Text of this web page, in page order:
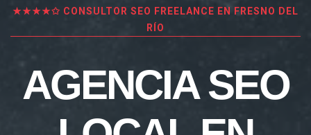
★★★★✩ CONSULTOR SEO FREELANCE EN FRESNO DEL
RÍO
AGENCIA SEO